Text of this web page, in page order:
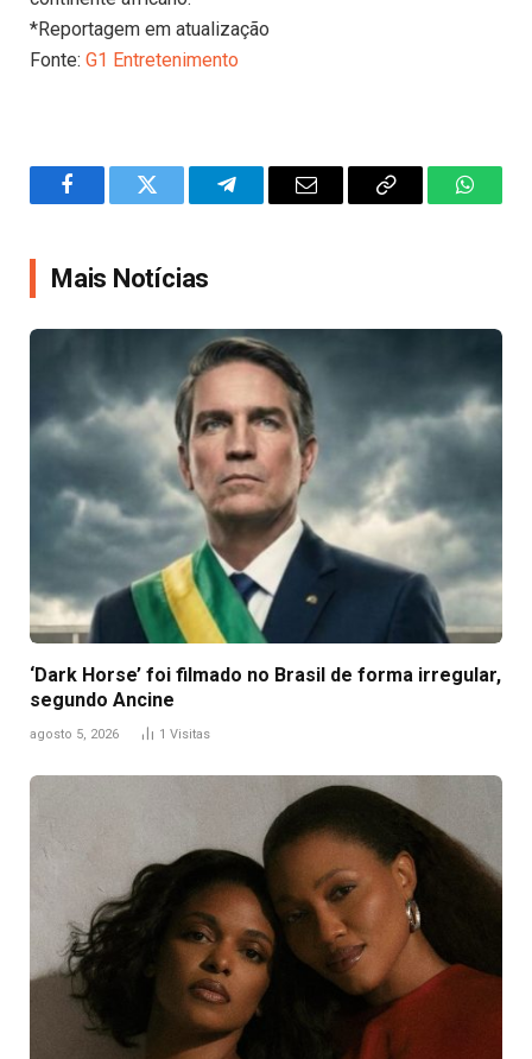
*Reportagem em atualização
Fonte: G1 Entretenimento
FacebookTwitter TelegramEmail
Copy
Mais Notícias
‘Dark Horse’ foi filmado no Brasil de forma irregular,
segundo Ancine
agosto 5, 2026 1 Visitas